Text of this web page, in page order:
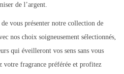
de l’argent.
vous présenter notre collection de
nos choix soigneusement sélectionnés,
qui éveilleront vos sens sans vous
votre fragrance préférée et profitez